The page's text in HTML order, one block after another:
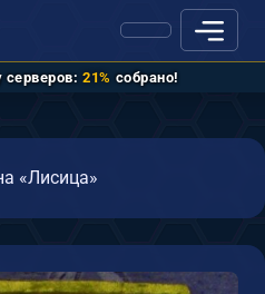
серверов: 21% собрано!
«Лисица»